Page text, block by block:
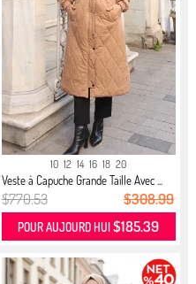
10 12 14 16 18 20
Veste à Capuche Grande Taille Avec ...
$770.53 $308.99
POUR AUJOURD HUI$185.39